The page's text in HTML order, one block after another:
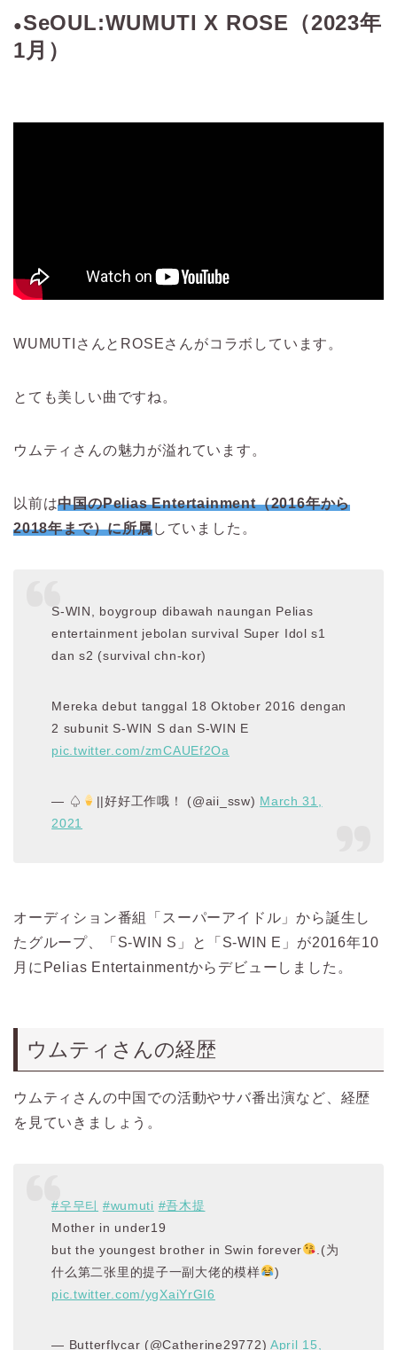
●SeOUL:WUMUTI X ROSE（2023年
1月）
WUMUTIさんとROSEさんがコラボしています。
とても美しい曲ですね。
ウムティさんの魅力が溢れています。
以前は中国のPelias Entertainment（2016年から
2018年まで）に所属していました。
S-WIN, boygroup dibawah naungan Pelias
entertainment jebolan survival Super Idol s1
dan s2 (survival chn-kor)
Mereka debut tanggal 18 Oktober 2016 dengan
2 subunit S-WIN S dan S-WIN E
pic.twitter.com/zmCAUEf2Oa
— ♤ ||好好工作哦！ (@aii_ssw) March 31,
2021
オーディション番組「スーパーアイドル」から誕生し
たグループ、「S-WIN S」と「S-WIN E」が2016年10
月に Pelias Entertainmentから デビューしました。
ウムティさんの経歴
ウムティさんの中国での活動やサバ番出演など、経歴
を見ていきましょう。
#우무티 #wumuti #吾木提
Mother in under19
but the youngest brother in Swin forever
.(为
什么第二张里的提子一副大佬的模样
)
pic.twitter.com/ygXaiYrGI6
— Butterflycar (@Catherine29772) April 15,